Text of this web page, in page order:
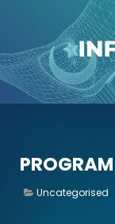
PROGRAM
Uncategorised